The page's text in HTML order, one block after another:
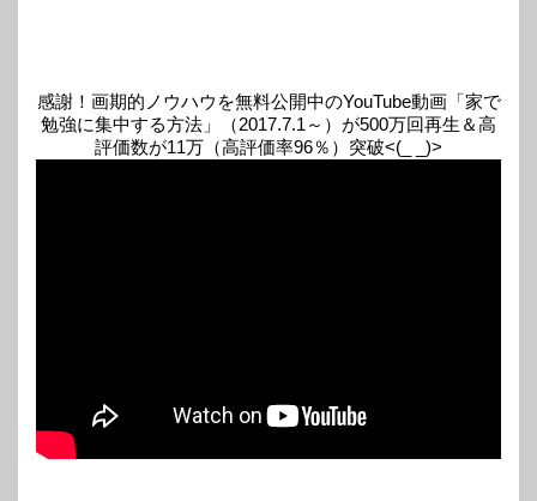
感謝！画期的ノウハウを無料公開中のYouTube動画「家で
勉強に集中する方法」（2017.7.1～）が500万回再生＆高
評価数が11万（高評価率96％）突破<(_ _)>